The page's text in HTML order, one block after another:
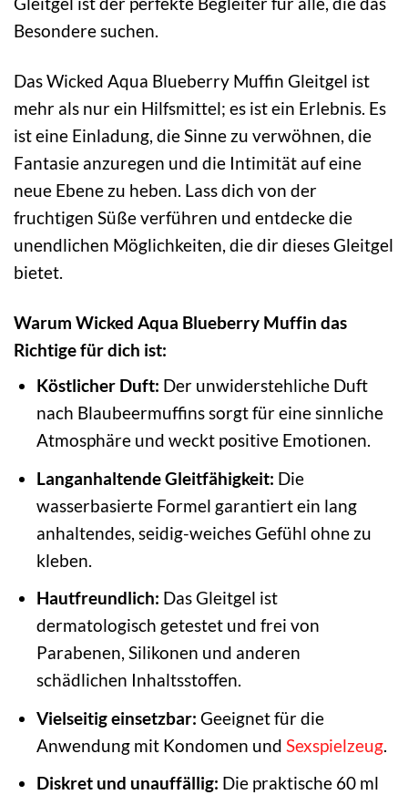
Besondere suchen.
Das Wicked Aqua Blueberry Muffin Gleitgel ist
mehr als nur ein Hilfsmittel; es ist ein Erlebnis. Es
ist eine Einladung, die Sinne zu verwöhnen, die
Fantasie anzuregen und die Intimität auf eine
neue Ebene zu heben. Lass dich von der
fruchtigen Süße verführen und entdecke die
unendlichen Möglichkeiten, die dir dieses Gleitgel
bietet.
Warum Wicked Aqua Blueberry Muffin das
Richtige für dich ist:
Köstlicher Duft: Der unwiderstehliche Duft
nach Blaubeermuffins sorgt für eine sinnliche
Atmosphäre und weckt positive Emotionen.
Langanhaltende Gleitfähigkeit: Die
wasserbasierte Formel garantiert ein lang
anhaltendes, seidig-weiches Gefühl ohne zu
kleben.
Hautfreundlich: Das Gleitgel ist
dermatologisch getestet und frei von
Parabenen, Silikonen und anderen
schädlichen Inhaltsstoffen.
Vielseitig einsetzbar: Geeignet für die
Anwendung mit Kondomen und Sexspielzeug.
Diskret und unauffällig: Die praktische 60 ml